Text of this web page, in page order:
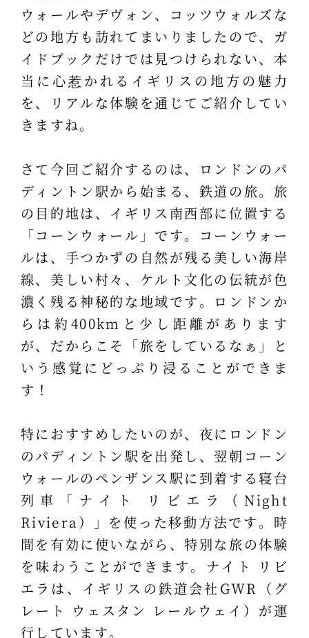
ウォールやデヴォン、コッツウォルズな
どの地方も訪れてまいりましたので、ガ
イドブックだけでは見つけられない、本
当に心惹かれるイギリスの地方の魅力
を、リアルな体験を通じてご紹介してい
きますね。
さて今回ご紹介するのは、ロンドンのパ
ディントン駅から始まる、鉄道の旅。旅
の目的地は、イギリス南西部に位置する
「コーンウォール」です。コーンウォー
ルは、手つかずの自然が残る美しい海岸
線、美しい村々、ケルト文化の伝統が色
濃く残る神秘的な地域です。ロンドンか
らは約400kmと少し距離があります
が、だからこそ「旅をしているなぁ」と
いう感覚にどっぷり浸ることができま
す！
特におすすめしたいのが、夜にロンドン
のパディントン駅を出発し、翌朝コーン
ウォールのペンザンス駅に到着する寝台
列車「ナイト リビエラ（Night
Riviera）」を使った移動方法です。時
間を有効に使いながら、特別な旅の体験
を味わうことができます。ナイト リビ
エラは、イギリスの鉄道会社GWR（グ
レート ウェスタン レールウェイ）が運
行しています。